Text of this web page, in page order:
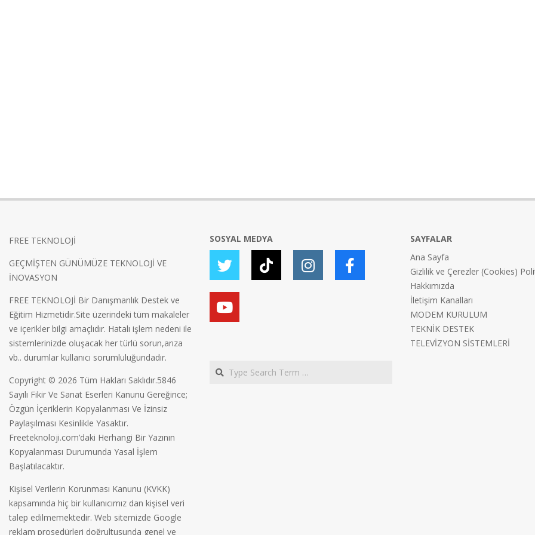
FREE TEKNOLOJİ
GEÇMİŞTEN GÜNÜMÜZE TEKNOLOJİ VE
İNOVASYON
FREE TEKNOLOJİ Bir Danışmanlık Destek ve
Eğitim Hizmetidir.Site üzerindeki tüm makaleler
ve içerikler bilgi amaçlıdır. Hatalı işlem nedeni ile
sistemlerinizde oluşacak her türlü sorun,arıza
vb.. durumlar kullanıcı sorumluluğundadır.
Copyright © 2026 Tüm Hakları Saklıdır.5846
Sayılı Fikir Ve Sanat Eserleri Kanunu Gereğince;
Özgün İçeriklerin Kopyalanması Ve İzinsiz
Paylaşılması Kesinlikle Yasaktır.
Freeteknoloji.com’daki Herhangi Bir Yazının
Kopyalanması Durumunda Yasal İşlem
Başlatılacaktır.
Kişisel Verilerin Korunması Kanunu (KVKK)
kapsamında hiç bir kullanıcımız dan kişisel veri
talep edilmemektedir. Web sitemizde Google
reklam prosedürleri doğrultusunda genel ve
SOSYAL MEDYA
Search
SAYFALAR
Ana Sayfa
Gizlilik ve Çerezler (Cookies)
Hakkımızda
İletişim Kanalları
MODEM KURULUM
TEKNİK DESTEK
TELEVİZYON SİSTEMLERİ